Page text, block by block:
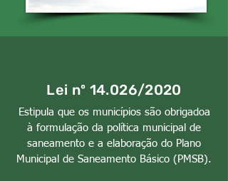
Lei nº 14.026/2020
Estipula que os municípios são obrigadoa
à formulação da política municipal de
saneamento e a elaboração do Plano
Municipal de Saneamento Básico (PMSB).